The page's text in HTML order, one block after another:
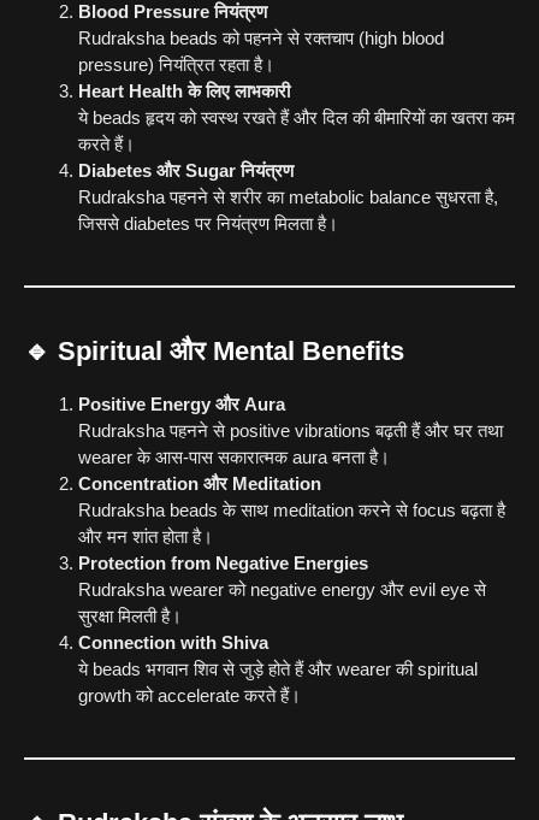
Blood Pressure नियंत्रण
Rudraksha beads को पहनने से रक्तचाप (high blood
pressure) नियंत्रित रहता है।
Heart Health के लिए लाभकारी
ये beads हृदय को स्वस्थ रखते हैं और दिल की बीमारियों का खतरा कम
करते हैं।
Diabetes और Sugar नियंत्रण
Rudraksha पहनने से शरीर का metabolic balance सुधरता है,
जिससे diabetes पर नियंत्रण मिलता है।
🔹 Spiritual और Mental Benefits
Positive Energy और Aura
Rudraksha पहनने से positive vibrations बढ़ती हैं और घर तथा
wearer के आस-पास सकारात्मक aura बनता है।
Concentration और Meditation
Rudraksha beads के साथ meditation करने से focus बढ़ता है
और मन शांत होता है।
Protection from Negative Energies
Rudraksha wearer को negative energy और evil eye से
सुरक्षा मिलती है।
Connection with Shiva
ये beads भगवान शिव से जुड़े होते हैं और wearer की spiritual
growth को accelerate करते हैं।